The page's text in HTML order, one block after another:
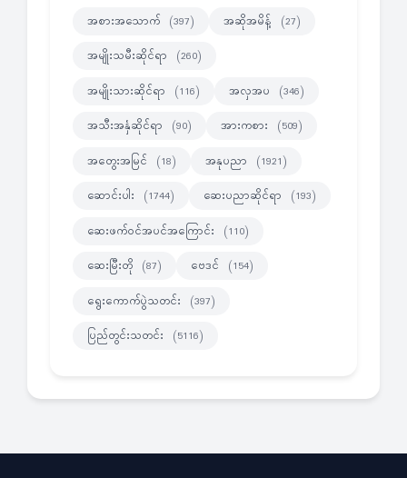
အစားအသောက် (397) အဆိုအမိန့် (27)
အမျိုးသမီးဆိုင်ရာ (260)
အမျိုးသားဆိုင်ရာ (116) အလှအပ (346)
အသီးအနှံဆိုင်ရာ (90) အားကစား (509)
အတွေးအမြင် (18) အနုပညာ (1921)
ဆောင်းပါး (1744) ဆေးပညာဆိုင်ရာ (193)
ဆေးဖက်ဝင်အပင်အကြောင်း (110)
ဆေးမြီးတို (87) ဗေဒင် (154)
ရွေးကောက်ပွဲသတင်း (397)
ပြည်တွင်းသတင်း (5116)